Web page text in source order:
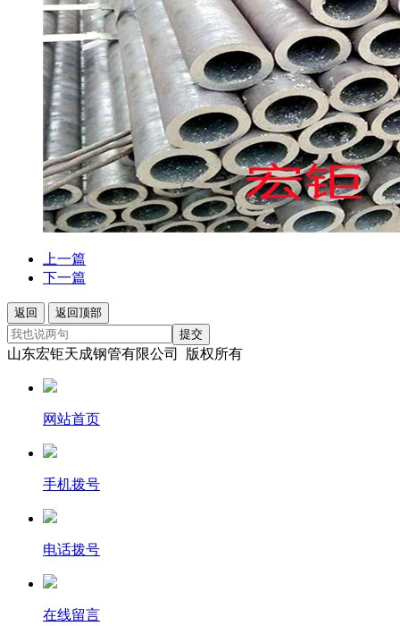
上一篇
下一篇
返回
返回顶部
提交
山东宏钜天成钢管有限公司 版权所有
网站首页
手机拨号
电话拨号
在线留言